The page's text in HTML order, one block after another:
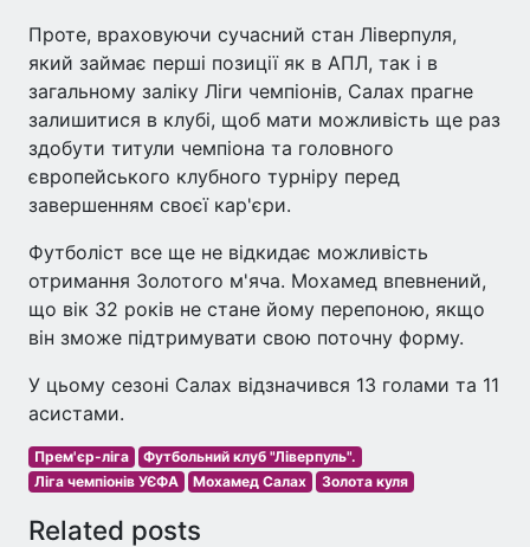
Проте, враховуючи сучасний стан Ліверпуля,
який займає перші позиції як в АПЛ, так і в
загальному заліку Ліги чемпіонів, Салах прагне
залишитися в клубі, щоб мати можливість ще раз
здобути титули чемпіона та головного
європейського клубного турніру перед
завершенням своєї кар'єри.
Футболіст все ще не відкидає можливість
отримання Золотого м'яча. Мохамед впевнений,
що вік 32 років не стане йому перепоною, якщо
він зможе підтримувати свою поточну форму.
У цьому сезоні Салах відзначився 13 голами та 11
асистами.
Прем'єр-ліга
Футбольний клуб "Ліверпуль".
Ліга чемпіонів УЄФА
Мохамед Салах Золота куля
Related posts